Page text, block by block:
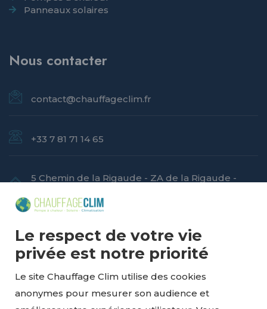
Panneaux solaires
Nous contacter
contact@chauffageclim.fr
+33 7 81 71 14 65
5 Chemin de la Rigaude - ZA de la Rigaude -
Horaires
Du lundi au vendredi
8:00 - 18:00
Le respect de votre vie
privée est notre priorité
Le site Chauffage Clim utilise des cookies
anonymes pour mesurer son audience et